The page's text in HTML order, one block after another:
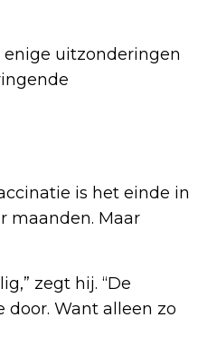
uitzonderingen
is het einde in
maanden. Maar
zegt hij. “De
door. Want alleen zo